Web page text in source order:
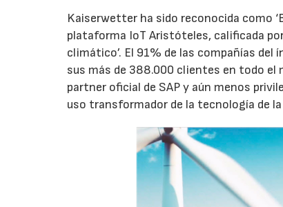
Kaiserwetter ha sido reconocida como
plataforma IoT Aristóteles, calificada
climático’. El 91% de las compañías del
sus más de 388.000 clientes en todo el
partner oficial de SAP y aún menos
uso transformador de la tecnología de